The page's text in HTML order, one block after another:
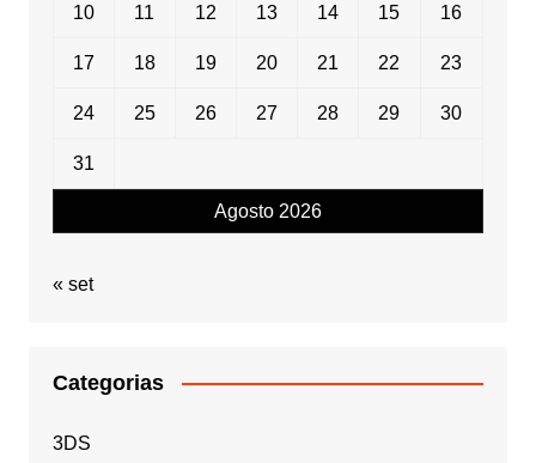
Agosto 2026
10 11 12 13 14 15 16
17 18 19 20 21 22 23
24 25 26 27 28 29 30
31
« set
Categorias
3DS